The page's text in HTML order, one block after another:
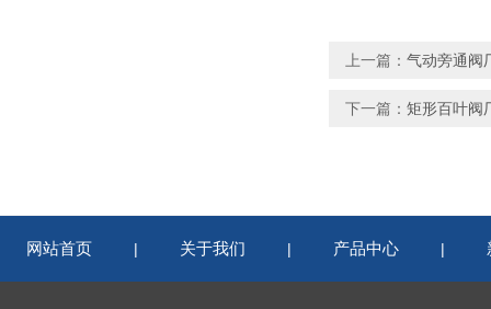
上一篇： 气动旁通阀
下一篇： 矩形百叶阀
网站首页 | 关于我们 | 产品中心 |